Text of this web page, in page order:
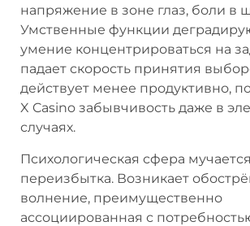
напряжение в зоне глаз, боли в
Умственные функции
умение концентрироваться на
падает скорость принятия
действует менее продуктивно,
X Casino забывчивость даже в
случаях.
Психологическая сфера
переизбытка. Возникает
волнение, преимущественно
ассоциированная с